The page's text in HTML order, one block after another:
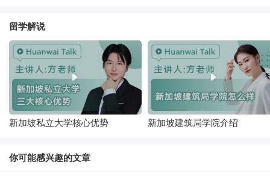
留学解说
新加坡私立大学核心优势 新加坡建筑局学院介绍
你可能感兴趣的文章